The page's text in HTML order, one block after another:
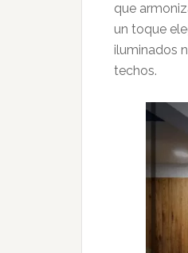
que
un toque
iluminados
techos.